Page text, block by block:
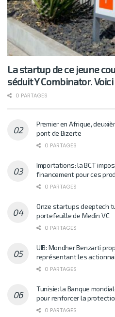
La startup de ce jeune
séduit Y Combinator.
0 PARTAGES
Premier en Afrique,
pont de Bizerte
0 PARTAGES
Importations: la BCT
financement pour ces
0 PARTAGES
Onze startups deeptech
portefeuille de Medin VC
0 PARTAGES
UIB: Mondher Benzarti
représentant les
0 PARTAGES
Tunisie: la Banque
pour renforcer la
0 PARTAGES